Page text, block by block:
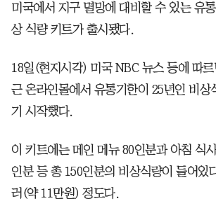
미국에서 지구 멸망에 대비할 수 있는 유
상 식량 키트가 출시됐다.
18일(현지시각) 미국 NBC 뉴스 등에 따르
근 온라인몰에서 유통기한이 25년인 비상
기 시작했다.
이 키트에는 메인 메뉴 80인분과 아침 식
인분 등 총 150인분의 비상식량이 들어있
러(약 11만원) 정도다.